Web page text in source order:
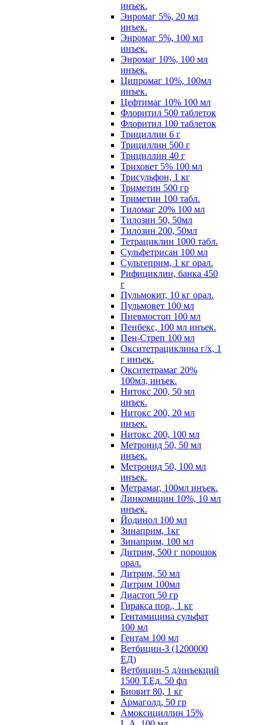
инъек.
Энромаг 5%, 20 мл
инъек.
Энромаг 5%, 100 мл
инъек.
Энромаг 10%, 100 мл
инъек.
Ципромаг 10%, 100мл
инъек.
Цефтимаг 10% 100 мл
Флоритил 500 таблеток
Флоритил 100 таблеток
Трициллин 6 г
Трициллин 500 г
Трициллин 40 г
Триховет 5% 100 мл
Трисульфон, 1 кг
Триметин 500 гр
Триметин 100 табл.
Тиломаг 20% 100 мл
Тилозин 50, 50мл
Тилозин 200, 50мл
Тетрациклин 1000 табл.
Сульфетрисан 100 мл
Сультеприм, 1 кг орал.
Рифициклин, банка 450
г
Пульмокит, 10 кг орал.
Пульмовет 100 мл
Пневмостоп 100 мл
Пенбекс, 100 мл инъек.
Пен-Стреп 100 мл
Окситетрациклина г/х, 1
г инъек.
Окситетрамаг 20%
100мл, инъек.
Нитокс 200, 50 мл
инъек.
Нитокс 200, 20 мл
инъек.
Нитокс 200, 100 мл
Метронид 50, 50 мл
инъек.
Метронид 50, 100 мл
инъек.
Метрамаг, 100мл инъек.
Линкомицин 10%, 10 мл
инъек.
Йодинол 100 мл
Зинаприм, 1кг
Зинаприм, 100 мл
Дитрим, 500 г порошок
орал.
Дитрим, 50 мл
Дитрим 100мл
Диастоп 50 гр
Гиракса пор., 1 кг
Гентамицина сульфат
100 мл
Гентам 100 мл
Ветбицин-З (1200000
ЕД)
Ветбицин-5 д/инъекций
1500 Т.Ед. 50 фл
Биовит 80, 1 кг
Армаголд, 50 гр
Амоксициллин 15%